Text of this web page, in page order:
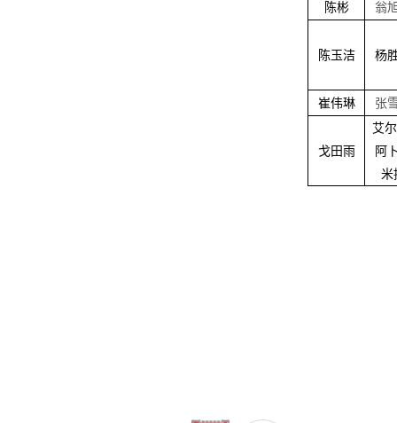
陈彬
翁
陈玉洁 杨
崔伟琳 张
戈田雨
艾
阿
米